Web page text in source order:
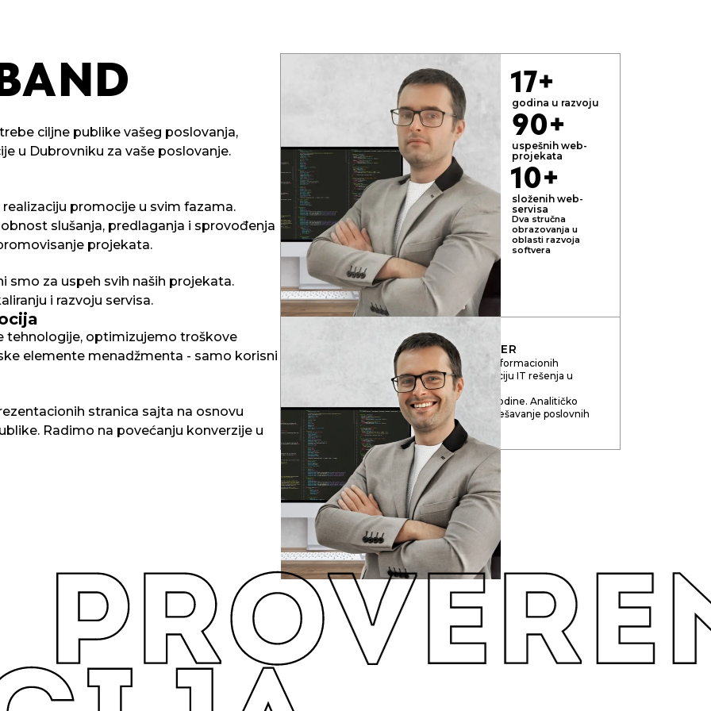
ciljne publike vašeg poslovanja,
u Dubrovniku za vaše poslovanje.
promocije u svim fazama.
slušanja, predlaganja i sprovođenja
projekata.
smo za uspeh svih naših projekata.
i razvoju servisa.
tehnologije, optimizujemo troškove
elemente menadžmenta - samo korisni
stranica sajta na osnovu
Radimo na povećanju konverzije u
17+
godina u razvoju
90+
uspešnih web-
projekata
10+
složenih web-
servisa
Dva stručna
obrazovanja u
oblasti razvoja
softvera
VODEĆI DEVELOPER
U mladom uzrastu prepoznao potencijal informacionih
tehnologija: globalizaciju i duboku integraciju IT rešenja u
društvene strukture savremenog društva.
Iskustvo u raznim IT oblastima od 2006. godine. Analitičko
sistemsko razmišljanje. Kompetencije za rešavanje poslovnih
zadataka, DevOps, Full Stack, SEO.